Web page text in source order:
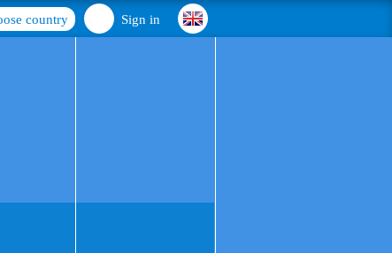
Sign in
country